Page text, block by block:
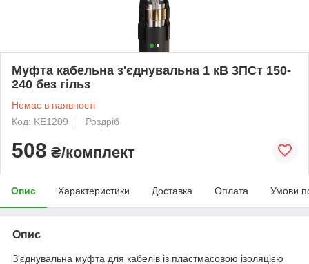
Муфта кабельна з'єднувальна 1 кВ 3ПСт 150-
240 без гільз
Немає в наявності
Код: KE1209
Роздріб
508 ₴/комплект
Опис Характеристики Доставка Оплата Умови
Опис
З'єднувальна муфта для кабелів із пластмасовою ізоляцією